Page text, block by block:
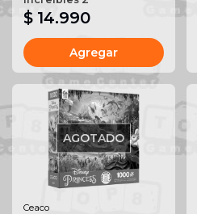
$ 14.990
Agregar
AGOTADO
Ceaco